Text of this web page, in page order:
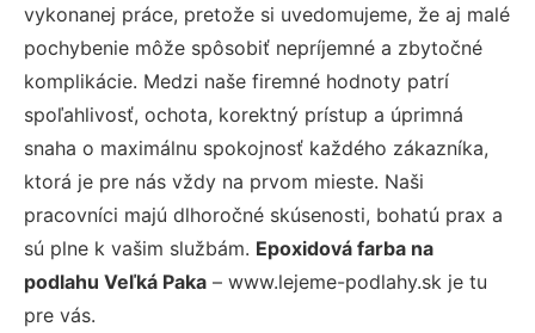
vykonanej práce, pretože si uvedomujeme, že aj malé
pochybenie môže spôsobiť nepríjemné a zbytočné
komplikácie. Medzi naše firemné hodnoty patrí
spoľahlivosť, ochota, korektný prístup a úprimná
snaha o maximálnu spokojnosť každého zákazníka,
ktorá je pre nás vždy na prvom mieste. Naši
pracovníci majú dlhoročné skúsenosti, bohatú prax a
sú plne k vašim službám. Epoxidová farba na
podlahu Veľká Paka – www.lejeme-podlahy.sk je tu
pre vás.